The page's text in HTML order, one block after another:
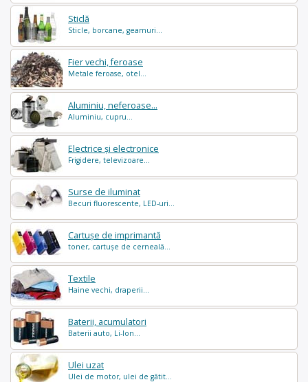
Sticlă
Sticle, borcane, geamuri...
Fier vechi, feroase
Metale feroase, otel...
Aluminiu, neferoase...
Aluminiu, cupru...
Electrice și electronice
Frigidere, televizoare...
Surse de iluminat
Becuri fluorescente, LED-uri...
Cartușe de imprimantă
toner, cartușe de cerneală...
Textile
Haine vechi, draperii...
Baterii, acumulatori
Baterii auto, Li-Ion...
Ulei uzat
Ulei de motor, ulei de gătit...